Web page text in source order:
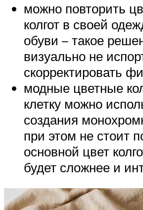
можно повторить
колгот в своей
обуви – такое
визуально не
скорректировать
модные цветные
клетку можно
создания
при этом не стоит
основной цвет
будет сложнее и